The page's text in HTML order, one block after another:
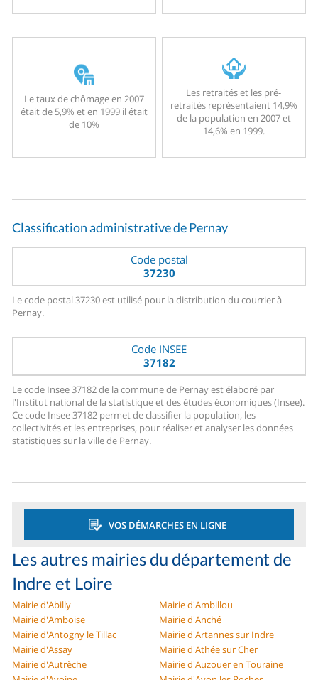
Le taux de chômage en 2007
était de 5,9% et en 1999 il était
de 10%
Les retraités et les pré-
retraités représentaient 14,9%
de la population en 2007 et
14,6% en 1999.
Classification administrative de Pernay
Code postal
37230
Le code postal 37230 est utilisé pour la distribution du courrier à
Pernay.
Code INSEE
37182
Le code Insee 37182 de la commune de Pernay est élaboré par
l'Institut national de la statistique et des études économiques (Insee).
Ce code Insee 37182 permet de classifier la population, les
collectivités et les entreprises, pour réaliser et analyser les données
statistiques sur la ville de Pernay.
VOS DÉMARCHES EN LIGNE
Les autres mairies du département de
Indre et Loire
Mairie d'Abilly
Mairie d'Ambillou
Mairie d'Amboise
Mairie d'Anché
Mairie d'Antogny le Tillac
Mairie d'Artannes sur Indre
Mairie d'Assay
Mairie d'Athée sur Cher
Mairie d'Autrèche
Mairie d'Auzouer en Touraine